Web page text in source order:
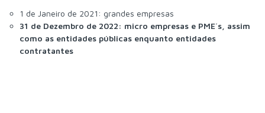
1 de Janeiro de 2021: grandes empresas
31 de Dezembro de 2022: micro empresas e PME´s, assim
como as entidades públicas enquanto entidades
contratantes